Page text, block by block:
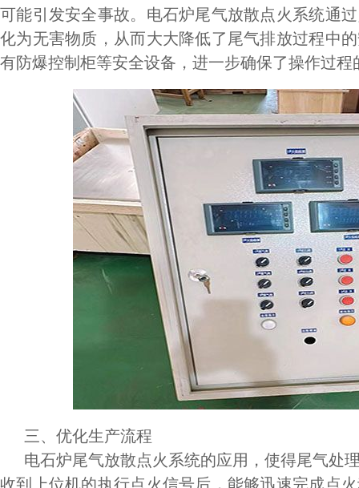
可能引发安全事故。电石炉尾气放散点火系统通
化为无害物质，从而大大降低了尾气排放过程中
有防爆控制柜等安全设备，进一步确保了操作过程
三、优化生产流程
电石炉尾气放散点火系统的应用，使得尾气处
收到上位机的执行点火信号后，能够迅速完成点